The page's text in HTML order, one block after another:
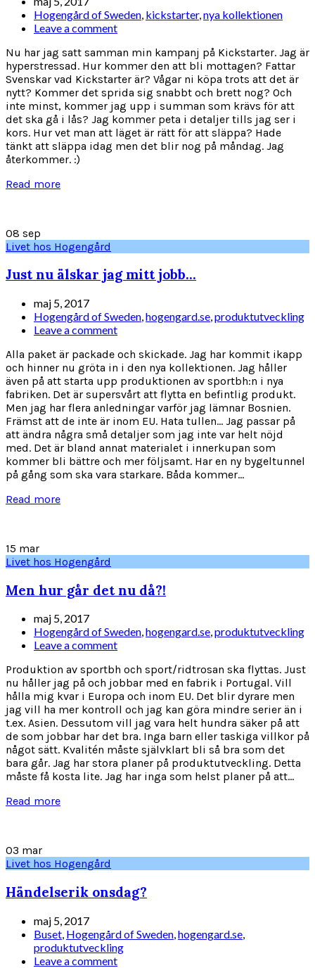
Hogengård of Sweden kickstarter, nya kollektionen
Leave a comment
Nu har jag satt samman min kampanj på Kickstarter. Jag är
hyperstressad. Hur kommer den att bli mottagen? Fattar
Svenskar vad Kickstarter är? Vågar ni köpa trots att det är
nytt? Kommer det sprida sig snabbt och brett nog? Och
inte minst, kommer jag upp i summan som krävs för att
det ska gå i lås? Jag kommer peta i detaljer tills jag ser i
kors. Hur vet man att läget är rätt för att släppa? Hade
tänkt att släppa idag men det blir nog på måndag. Jag
återkommer. :)
Read more
08 sep
Livet hos Hogengård
Just nu älskar jag mitt jobb…
maj 5, 2017
Hogengård of Sweden,hogengard.se,produktutveckling
Leave a comment
Alla paket är packade och skickade. Jag har kommit ikapp
och hinner nu gröta in i den nya kollektionen. Jag håller
även på att starta upp produktionen av sportbh:n i nya
fabriken. Det är supersvårt att flytta en befintlig produkt.
Men jag har flera anledningar varför jag lämnar Bosnien.
Främst att de inte är inom EU. Hata tullen... Jag passar på
att ändra några små detaljer som jag inte var helt nöjd
med. Det är bland annat materialet i innerkupan som
kommer bli bättre och mer följsamt. Har en ny bygeltunnel
på gång som ska vara starkare. Båda kommer...
Read more
15 mar
Livet hos Hogengård
Men hur går det nu då?!
maj 5, 2017
Hogengård of Sweden,hogengard.se,produktutveckling
Leave a comment
Produktion av sportbh och sport/ridtrosan ska flyttas. Just
nu håller jag på och jobbar med en fabrik i Portugal. Vill
hålla mig kvar i Europa och inom EU. Det blir dyrare men
jag vill ha mer kontroll och jag kan göra mindre serier än i
t.ex. Asien. Dessutom vill jag vara helt hundra säker på att
de som jobbar har det bra. Inga barn eller taskiga villkor på
något sätt. Kvalitén måste självklart bli så bra som det
bara går. Jag har stora planer på produktutveckling. Detta
måste få kosta lite. Jag har inga som helst planer på att...
Read more
03 mar
Livet hos Hogengård
Händelserik onsdag?
maj 5, 2017
Buset, Hogengård of Sweden,hogengard.se,
produktutveckling
Leave a comment